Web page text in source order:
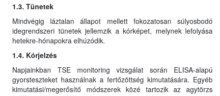
1.3. Tünetek
Mindvégig láztalan állapot mellett fokozatosan súlyosbodó
idegrendszeri tünetek jellemzik a kórképet, melynek lefolyása
hetekre-hónapokra elhúzódik.
1.4. Kórjelzés
Napjainkban TSE monitoring vizsgálat során ELISA-alapú
gyorsteszteket használnak a fertőzöttség kimutatására. Egyéb
kimutatási/megerősítő módszerek közé tartozik az agytörzs